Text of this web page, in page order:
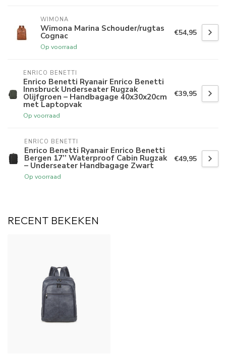
WIMONA
Wimona Marina Schouder/rugtas
Cognac
Op voorraad
€54,95
ENRICO BENETTI
Enrico Benetti Ryanair Enrico Benetti
Innsbruck Underseater Rugzak
Olijfgroen – Handbagage 40x30x20cm
met Laptopvak
Op voorraad
€39,95
ENRICO BENETTI
Enrico Benetti Ryanair Enrico Benetti
Bergen 17’’ Waterproof Cabin Rugzak
– Underseater Handbagage Zwart
Op voorraad
€49,95
RECENT BEKEKEN